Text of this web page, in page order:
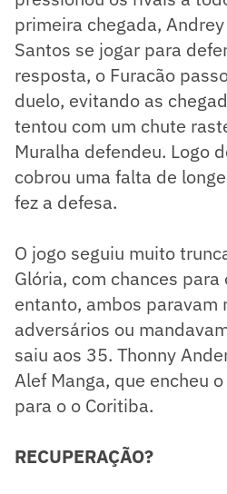
primeira chegada,
Santos se jogar para
resposta, o Furacão
duelo, evitando as
tentou com um chute
Muralha defendeu. Logo
cobrou uma falta de
fez a defesa.
O jogo seguiu muito
Glória, com chances
entanto, ambos paravam
adversários ou
saiu aos 35. Thonny
Alef Manga, que encheu
para o o Coritiba.
RECUPERAÇÃO?